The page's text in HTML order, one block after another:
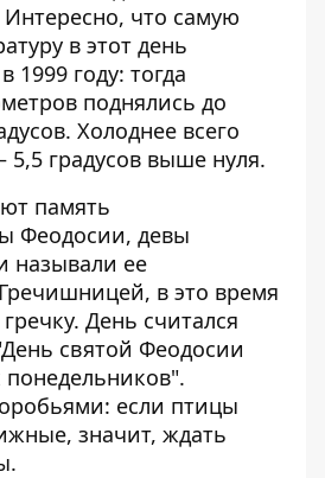
что самую
в этот день
1999 году: тогда
поднялись до
Холоднее всего
градусов выше нуля.
память
Феодосии, девы
называли ее
в это время
День считался
святой Феодосии
понедельников".
если птицы
значит, ждать